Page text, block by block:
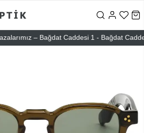
– Bağdat Caddesi 1 - Bağdat